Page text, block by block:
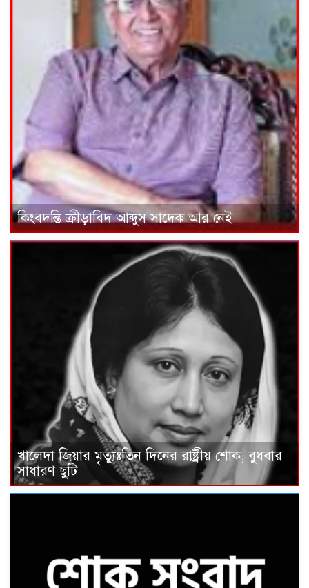
কিংবদন্তি ক্রীড়াবিদ আব্দুস সাদেক আর নেই
খালেদা জিয়ার মৃত্যুঃতিন দিনের রাষ্ট্রীয় শোক, বুধবার
সাধারণ ছুটি